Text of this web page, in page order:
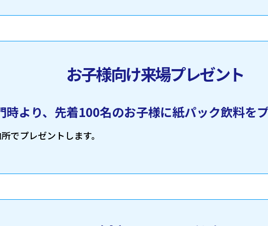
お子様向け来場プレゼント
時より、先着100名のお子様に紙パック飲料を
でプレゼントします。